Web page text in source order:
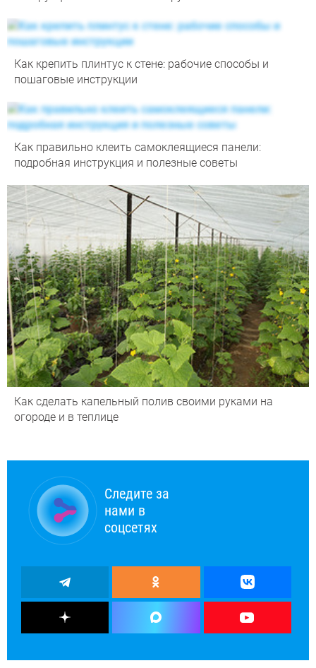
Как крепить плинтус к стене: рабочие способы и
пошаговые инструкции
Как правильно клеить самоклеящиеся панели:
подробная инструкция и полезные советы
Как сделать капельный полив своими руками на
огороде и в теплице
Следите за
нами в
соцсетях